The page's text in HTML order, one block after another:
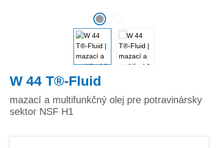
W 44 T®-Fluid
‌mazací a multifunkčný olej pre potravinársky
sektor NSF H1